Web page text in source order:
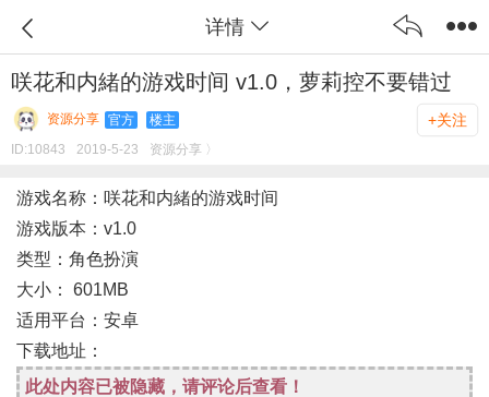
详情
咲花和内緒的游戏时间 v1.0，萝莉控不要错过
+关注
资源分享 官方
楼主
ID:10843 2019-5-23 资源分享 〉
游戏名称：咲花和内緒的游戏时间
游戏版本：v1.0
类型：角色扮演
大小： 601MB
适用平台：安卓
下载地址：
此处内容已被隐藏，请评论后查看！